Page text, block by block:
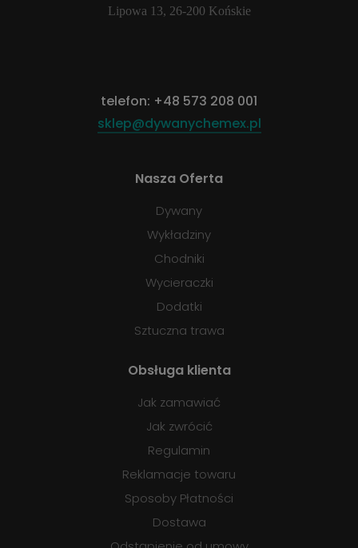
Lipowa 13, 26-200 Końskie
telefon: +48 573 208 001
sklep@dywanychemex.pl
Nasza Oferta
Dywany
Wykładziny
Chodniki
Wycieraczki
Dodatki
Sztuczna trawa
Obsługa klienta
Jak zamawiać
Jak zwrócić
Regulamin
Reklamacje towaru
Sposoby Płatności
Dostawa